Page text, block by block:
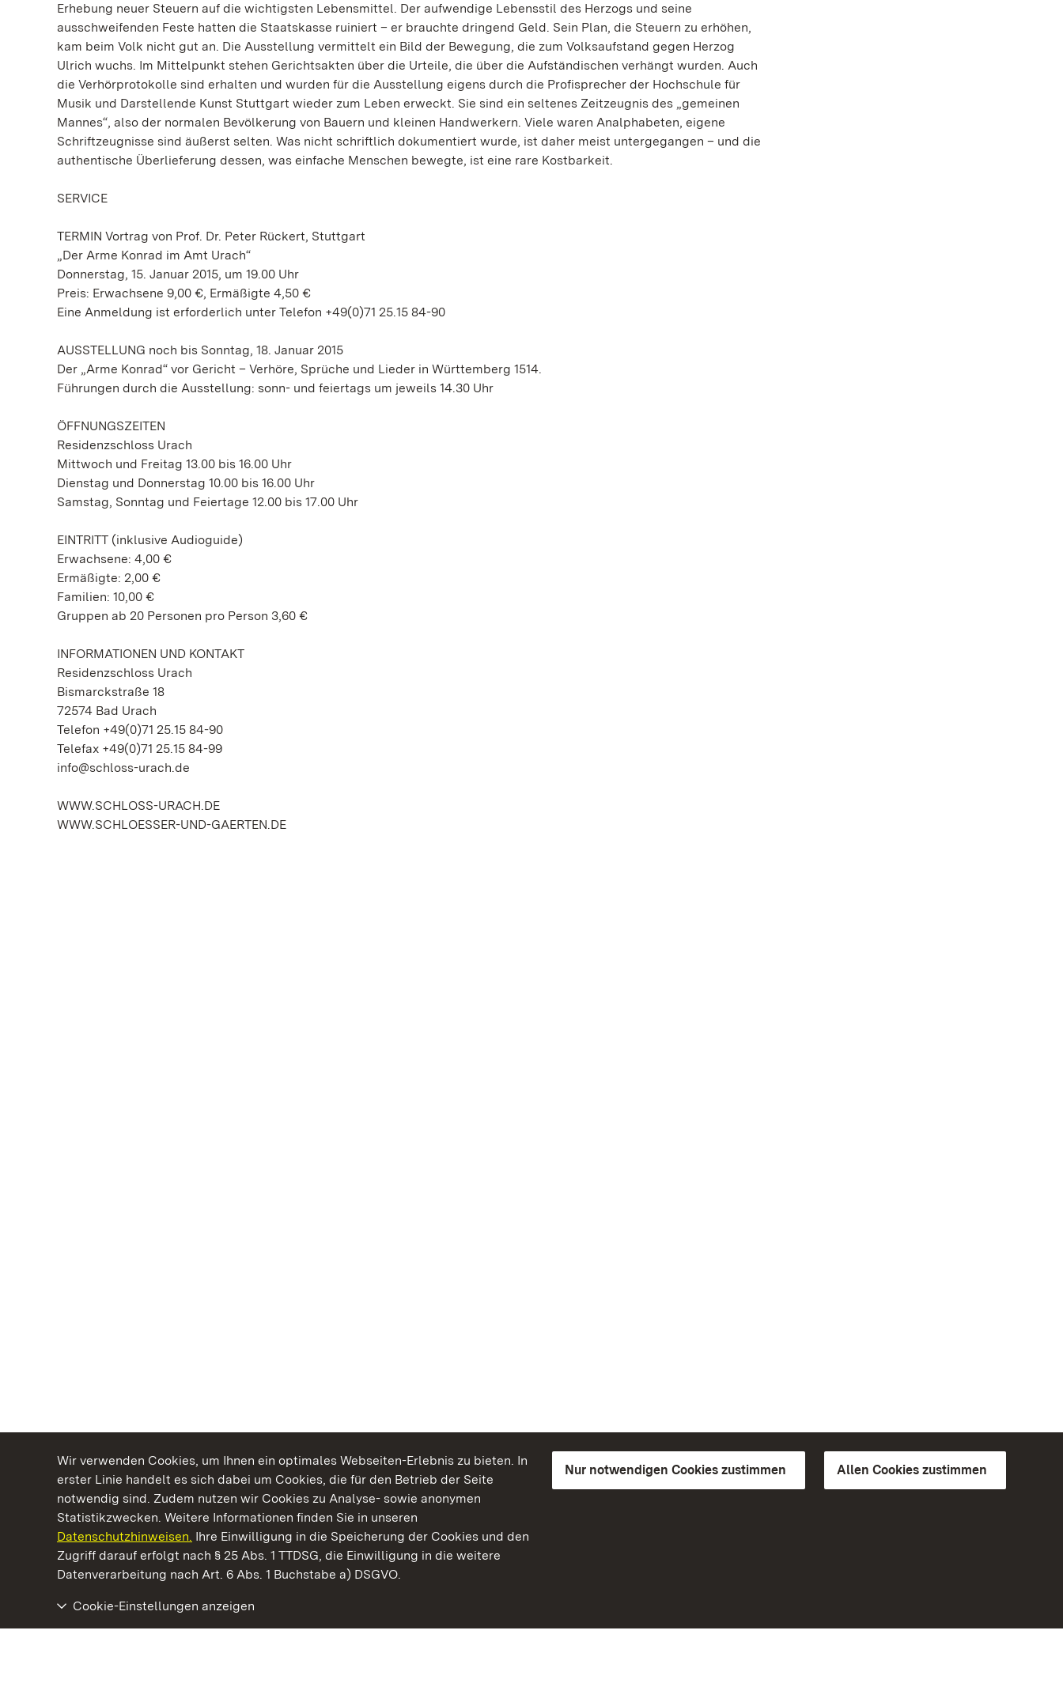
Wir verwenden Cookies, um Ihnen ein optimales Webseiten-Erlebnis zu bieten. In
erster Linie handelt es sich dabei um Cookies, die für den Betrieb der Seite
notwendig sind. Zudem nutzen wir Cookies zu Analyse- sowie anonymen
Statistikzwecken. Weitere Informationen finden Sie in unseren
Datenschutzhinweisen. Ihre Einwilligung in die Speicherung der Cookies und den
Zugriff darauf erfolgt nach § 25 Abs. 1 TTDSG, die Einwilligung in die weitere
Datenverarbeitung nach Art. 6 Abs. 1 Buchstabe a) DSGVO.
Nur notwendigen Cookies zustimmen Allen Cookies zustimmen
Cookie-Einstellungen anzeigen
Erhebung neuer Steuern auf die wichtigsten Lebensmittel. Der aufwendige Lebensstil des Herzogs und seine
ausschweifenden Feste hatten die Staatskasse ruiniert – er brauchte dringend Geld. Sein Plan, die Steuern zu erhöhen,
kam beim Volk nicht gut an. Die Ausstellung vermittelt ein Bild der Bewegung, die zum Volksaufstand gegen Herzog
Ulrich wuchs. Im Mittelpunkt stehen Gerichtsakten über die Urteile, die über die Aufständischen verhängt wurden. Auch
die Verhörprotokolle sind erhalten und wurden für die Ausstellung eigens durch die Profisprecher der Hochschule für
Musik und Darstellende Kunst Stuttgart wieder zum Leben erweckt. Sie sind ein seltenes Zeitzeugnis des „gemeinen
Mannes“, also der normalen Bevölkerung von Bauern und kleinen Handwerkern. Viele waren Analphabeten, eigene
Schriftzeugnisse sind äußerst selten. Was nicht schriftlich dokumentiert wurde, ist daher meist untergegangen – und die
authentische Überlieferung dessen, was einfache Menschen bewegte, ist eine rare Kostbarkeit.
SERVICE
TERMIN Vortrag von Prof. Dr. Peter Rückert, Stuttgart
„Der Arme Konrad im Amt Urach“
Donnerstag, 15. Januar 2015, um 19.00 Uhr
Preis: Erwachsene 9,00 €, Ermäßigte 4,50 €
Eine Anmeldung ist erforderlich unter Telefon +49(0)71 25.15 84-90
AUSSTELLUNG noch bis Sonntag, 18. Januar 2015
Der „Arme Konrad“ vor Gericht – Verhöre, Sprüche und Lieder in Württemberg 1514.
Führungen durch die Ausstellung: sonn- und feiertags um jeweils 14.30 Uhr
ÖFFNUNGSZEITEN
Residenzschloss Urach
Mittwoch und Freitag 13.00 bis 16.00 Uhr
Dienstag und Donnerstag 10.00 bis 16.00 Uhr
Samstag, Sonntag und Feiertage 12.00 bis 17.00 Uhr
EINTRITT (inklusive Audioguide)
Erwachsene: 4,00 €
Ermäßigte: 2,00 €
Familien: 10,00 €
Gruppen ab 20 Personen pro Person 3,60 €
INFORMATIONEN UND KONTAKT
Residenzschloss Urach
Bismarckstraße 18
72574 Bad Urach
Telefon +49(0)71 25.15 84-90
Telefax +49(0)71 25.15 84-99
info@schloss-urach.de
WWW.SCHLOSS-URACH.DE
WWW.SCHLOESSER-UND-GAERTEN.DE
Kommen. Staunen. Genießen.